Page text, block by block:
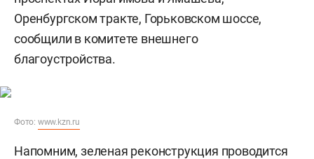
Оренбургском тракте, Горьковском шоссе,
сообщили в комитете внешнего
благоустройства.
Фото: www.kzn.ru
Напомним, зеленая реконструкция проводится